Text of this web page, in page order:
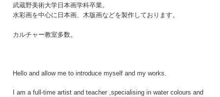
武蔵野美術大学日本画学科卒業。
水彩画を中心に日本画、木版画などを製作しております。
カルチャー教室多数。
Hello and allow me to introduce myself and my works.
I am a full-time artist and teacher ,specialising in water colours and